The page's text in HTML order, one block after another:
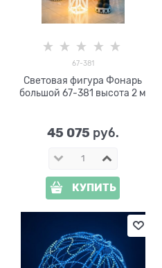
67-381
Световая фигура Фонарь
большой 67-381 высота 2 м
45 075 руб.
КУПИТЬ